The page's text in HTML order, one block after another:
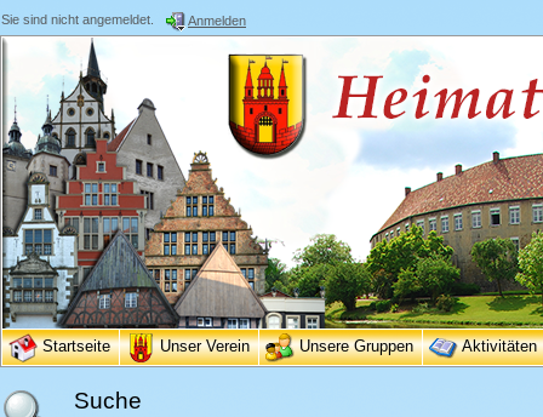
Sie sind nicht angemeldet. Anmelden
Startseite Unser Verein Unsere Gruppen Aktivitäten
Suche